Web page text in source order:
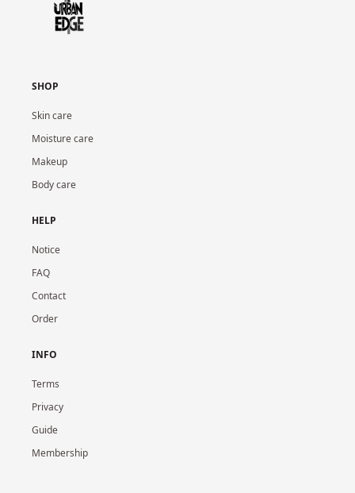
SHOP
Skin care
Moisture care
Makeup
Body care
HELP
Notice
FAQ
Contact
Order
INFO
Terms
Privacy
Guide
Membership